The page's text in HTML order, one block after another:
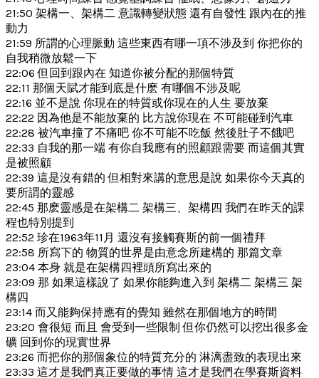
21:50 架構一、架構二 意識轉變狀態 還有自發性 跟內在的推
動力
21:59 所謂的心理脈動 這些東西有哪一項不涉及到 你把你的
自我稍微放鬆一下
22:06 但回到跟內在 知道你被分配的那個特質
22:11 那個天賦才能到底是什麽 有哪個不涉及呢
22:16 並不是說 你現在的特質或你現在的人生 要放棄
22:22 因為他是不能放棄的 比方說你現在 不可能碰到汽車
22:28 被汽車撞了不痛吧 你不可能不吃飯 然後肚子不餓吧
22:33 自我的那一端 有你自我應有的照顧跟需要 而這個其實
是被照顧
22:39 這是沒有錯的 但相對來講的意思是說 如果你今天真的
要所謂的靈感
22:45 那麽靈感是在架構二 架構三、架構四 我們在昨天的課
程也特別提到
22:52 珍在1963年11月 還沒有接觸賽斯的前一個禮拜
22:58 所寫下的 物質的世界是由意念所建構的 那篇文章
23:04 本身 就是在架構四裡頭所寫出來的
23:09 那 如果這樣說了 如果你能夠進入到 架構二 架構三 架
構四
23:14 而又能夠保持應有的覺知 雖然在那個地方的時間
23:20 會很短 而且 會受到一些限制 但你仍然可以挖出很多金
礦 回到你的現實世界
23:26 而把你的那個象位的特質充分的 淋漓盡致的表現出來
23:33 這才是我們真正要做的事情 這才是我們在學賽斯資料